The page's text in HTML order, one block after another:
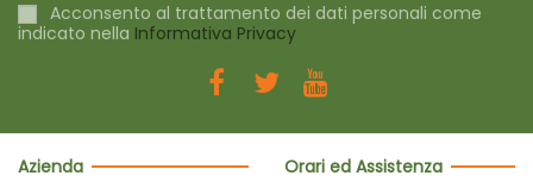
Acconsento al trattamento dei dati personali come
indicato nella Informativa Privacy
Azienda
Orari ed Assistenza